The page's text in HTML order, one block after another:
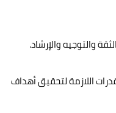
والتوجيه والإرشاد.
اللازمة لتحقيق أهداف